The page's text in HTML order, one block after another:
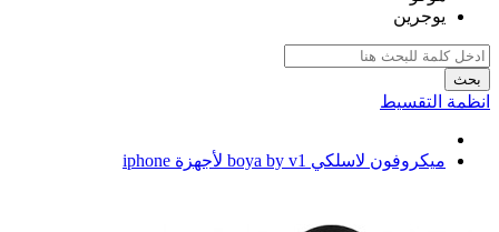
يوجرين
بحث
انظمة التقسيط
ميكروفون لاسلكي boya by v1 لأجهزة iphone